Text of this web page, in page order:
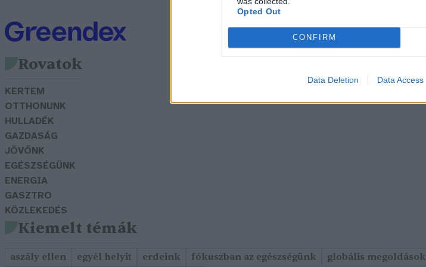
Opted Out
CONFIRM
Data Deletion Data Access
Rovatok
KERTEM
OTTHONUNK
HULLADÉK
GAZDASÁG
JÖVŐNK
EGÉSZSÉGÜNK
ENERGIA
GASZTRO
KÖZLEKEDÉS
Kiemelt témák
aszály ellen egyél helyit erdeink fókuszban az egészségünk globális megoldások